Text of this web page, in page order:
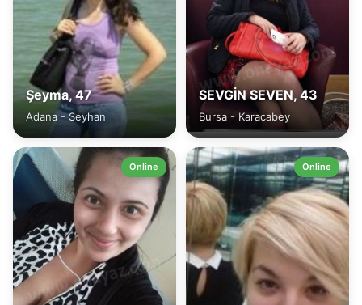
Şeyma, 47
Adana - Seyhan
SEVGİN SEVEN, 43
Bursa - Karacabey
Online Online